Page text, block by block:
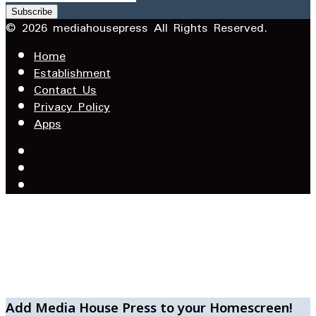
your
Email
© 2026 mediahousepress All Rights Reserved.
Home
Establishment
Contact Us
Privacy Policy
Apps
Add Media House Press to your Homescreen!